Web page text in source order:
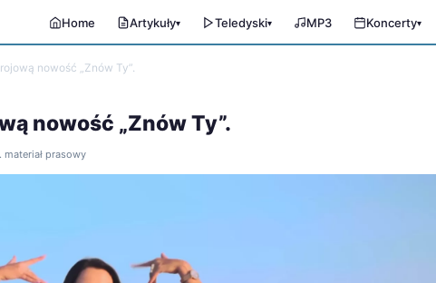
Home Artykuły▾ Teledyski▾ MP3 Koncerty▾
nowość „Znów Ty”.
nowość „Znów Ty”.
materiał prasowy